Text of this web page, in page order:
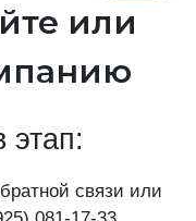
или
этап:
связи или